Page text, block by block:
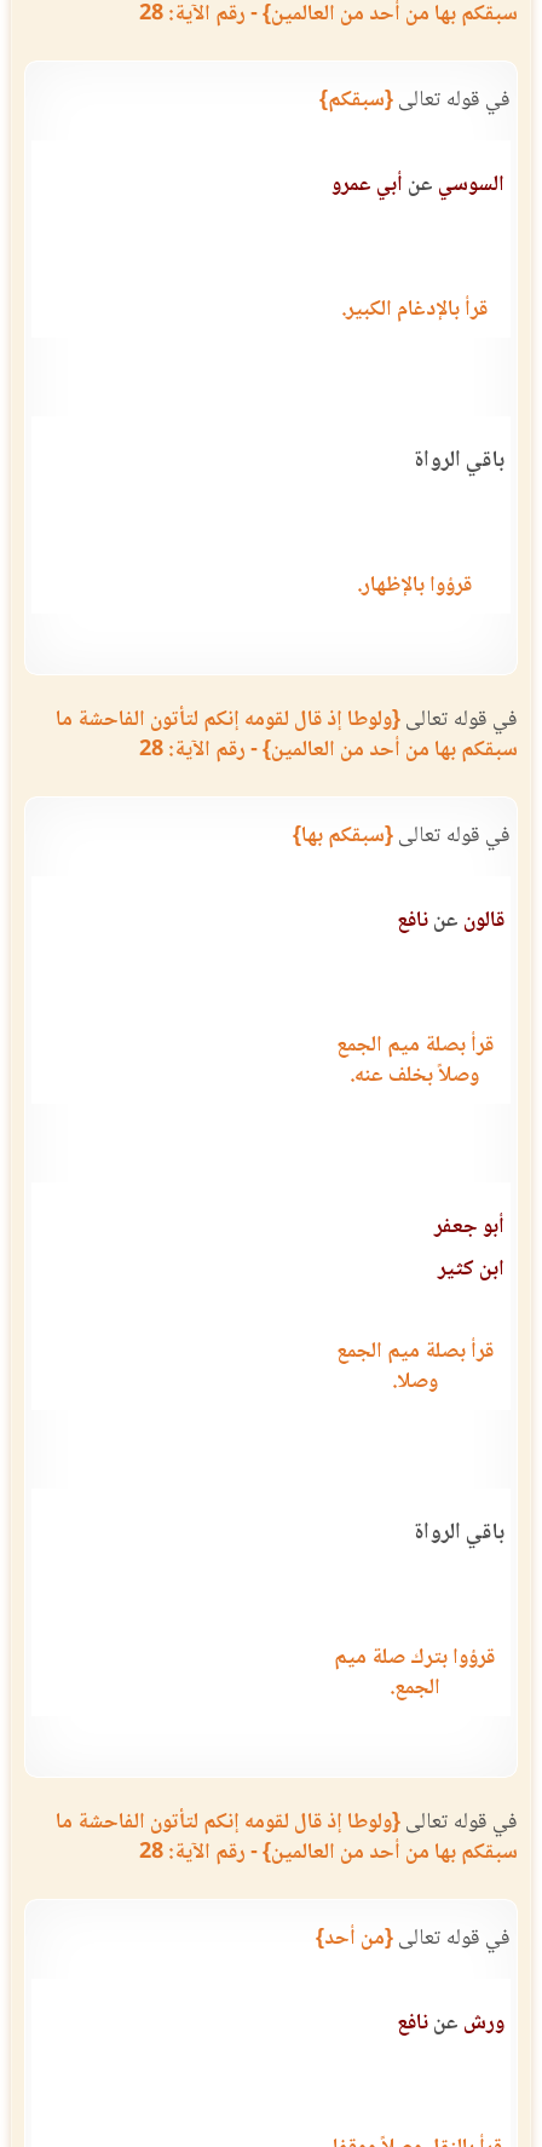
سبقكم بها من أحد من العالمين} - رقم الآية: 28
في قوله تعالى{سبقكم}
السوسي عن أبي عمرو
قرأ بالإدغام الكبير.
باقي الرواة
قرؤوا بالإظهار.
في قوله تعالى{ولوطا إذ قال لقومه إنكم لتأتون الفاحشة ما
سبقكم بها من أحد من العالمين} - رقم الآية: 28
في قوله تعالى{سبقكم بها}
قالون عننافع
قرأ بصلة ميم الجمع
وصلاً بخلف عنه.
أبو جعفر
ابن كثير
قرأ بصلة ميم الجمع
وصلا.
باقي الرواة
قرؤوا بترك صلة ميم
الجمع.
في قوله تعالى{ولوطا إذ قال لقومه إنكم لتأتون الفاحشة ما
سبقكم بها من أحد من العالمين} - رقم الآية: 28
في قوله تعالى{من أحد}
ورش عننافع